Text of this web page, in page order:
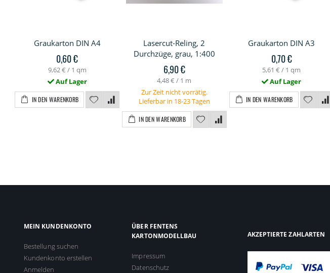
Graukarton DIN A4
0,60 €
9,62 € / 1 qm
Auf Lager
IN DEN WARENKORB
Lasercut-Reling, 2
Durchzüge, grau, 1:400
6,90 €
4,48 € / 1 m
Zur Zeit nicht vorrätig.
Lieferbar in 18-23 Tagen
IN DEN WARENKORB
Graukarton DIN A3
0,70 €
5,61 € / 1 qm
Auf Lager
IN DEN WARENKORB
MEIN KUNDENKONTO
Bestellung suchen
Kundenkonto erstellen
Anmelden
ÜBER FENTENS
KARTONMODELLBAU
Impressum
Datenschutz
AKZEPTIERTE ZAHLARTEN